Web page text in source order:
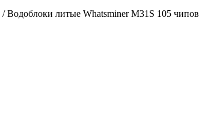
/ Водоблоки литые Whatsminer M31S 105 чипов